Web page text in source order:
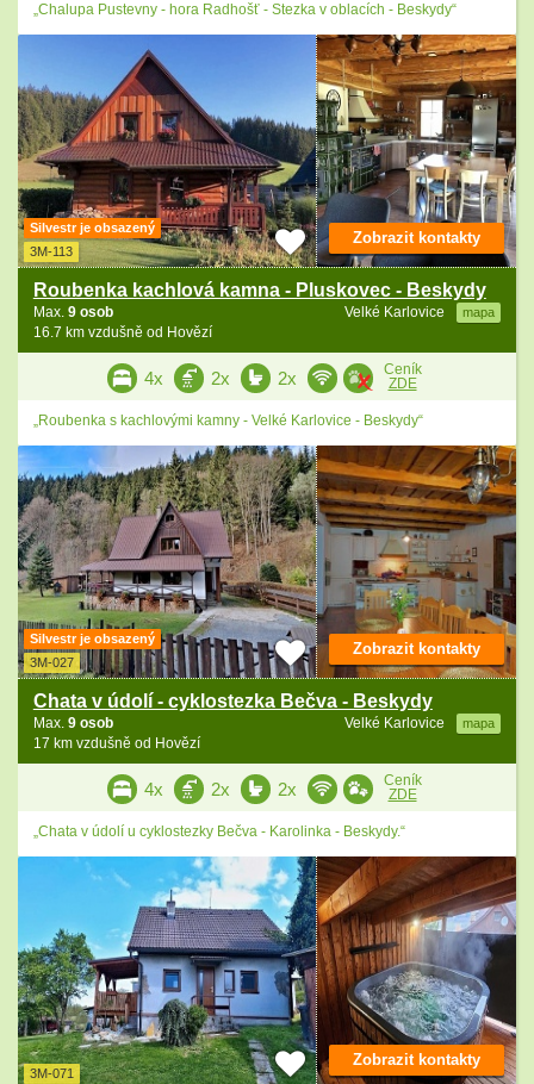
„Chalupa Pustevny - hora Radhošť - Stezka v oblacích - Beskydy“
Silvestr je obsazený
3M-113
Roubenka kachlová kamna - Pluskovec - Beskydy
Velké Karlovice mapa
Max. 9 osob
16.7 km vzdušně od Hovězí
Zobrazit kontakty
4x 2x 2x
Ceník
ZDE
„Roubenka s kachlovými kamny - Velké Karlovice - Beskydy“
Silvestr je obsazený
3M-027
Chata v údolí - cyklostezka Bečva - Beskydy
Velké Karlovice mapa
Max. 9 osob
17 km vzdušně od Hovězí
Zobrazit kontakty
4x 2x 2x
Ceník
ZDE
„Chata v údolí u cyklostezky Bečva - Karolinka - Beskydy.“
3M-071
Zobrazit kontakty